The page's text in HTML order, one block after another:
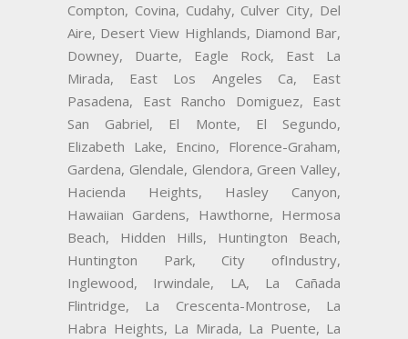
Compton, Covina, Cudahy, Culver City, Del
Aire, Desert View Highlands, Diamond Bar,
Downey, Duarte, Eagle Rock, East La
Mirada, East Los Angeles Ca, East
Pasadena, East Rancho Domiguez, East
San Gabriel, El Monte, El Segundo,
Elizabeth Lake, Encino, Florence-Graham,
Gardena, Glendale, Glendora, Green Valley,
Hacienda Heights, Hasley Canyon,
Hawaiian Gardens, Hawthorne, Hermosa
Beach, Hidden Hills, Huntington Beach,
Huntington Park, City ofIndustry,
Inglewood, Irwindale, LA, La Cañada
Flintridge, La Crescenta-Montrose, La
Habra Heights, La Mirada, La Puente, La